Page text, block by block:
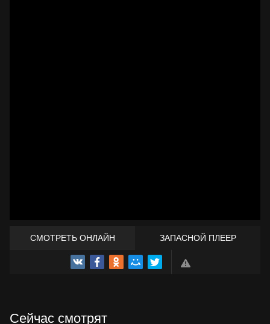
СМОТРЕТЬ ОНЛАЙН ЗАПАСНОЙ ПЛЕЕР
ТРЕЙЛЕР
Сейчас смотрят